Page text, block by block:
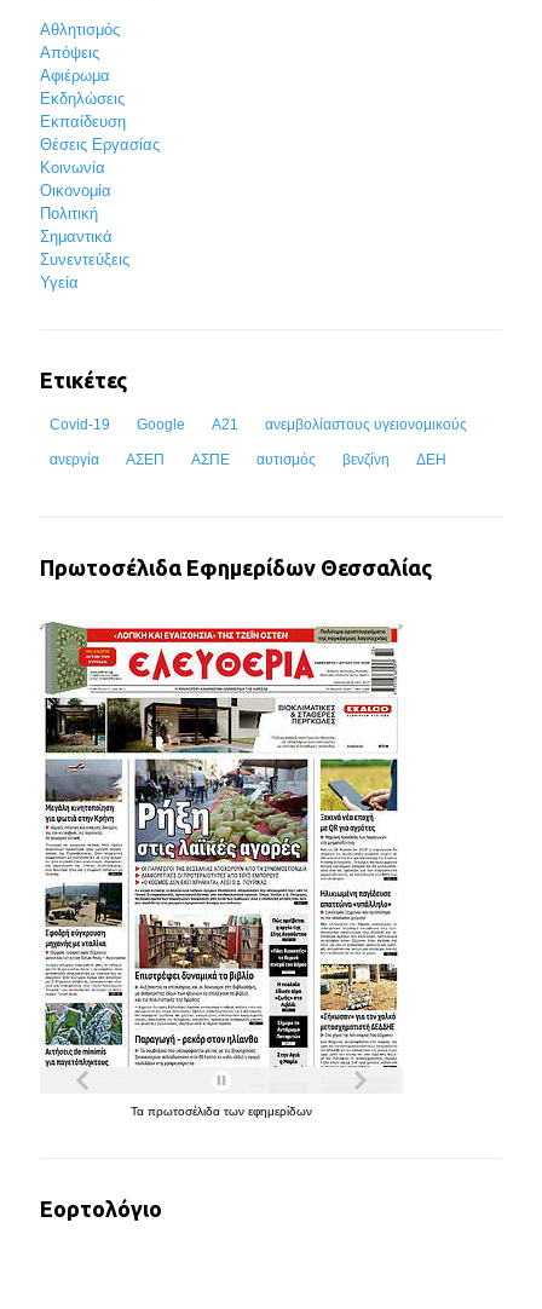
Αθλητισμός
Απόψεις
Αφιέρωμα
Εκδηλώσεις
Εκπαίδευση
Θέσεις Εργασίας
Κοινωνία
Οικονομία
Πολιτική
Σημαντικά
Συνεντεύξεις
Υγεία
Ετικέτες
Covid-19 Google Α21 ανεμβολίαστους υγειονομικούς
ανεργία ΑΣΕΠ ΑΣΠΕ αυτισμός βενζίνη ΔΕΗ
Πρωτοσέλιδα Εφημερίδων Θεσσαλίας
Τα πρωτοσέλιδα των εφημερίδων
Εορτολόγιο